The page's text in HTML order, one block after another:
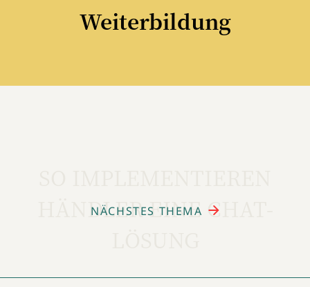
Weiterbildung
HÄNDLER EINE CHAT-
NÄCHSTES THEMA